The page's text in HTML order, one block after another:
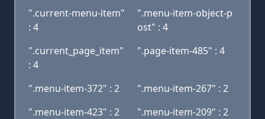
".current-menu-item"
: 4
".menu-item-object-p
ost" : 4
".current_page_item"
: 4
".page-item-485" : 4
".menu-item-372" : 2
".menu-item-267" : 2
".menu-item-423" : 2
".menu-item-209" : 2